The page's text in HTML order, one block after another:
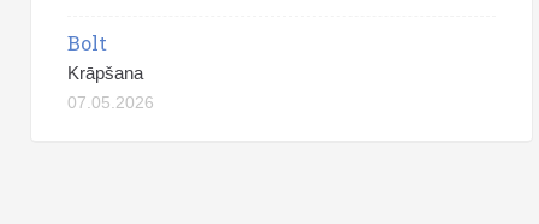
Bolt
Krāpšana
07.05.2026